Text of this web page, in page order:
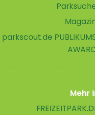
parkscout.de
Mehr